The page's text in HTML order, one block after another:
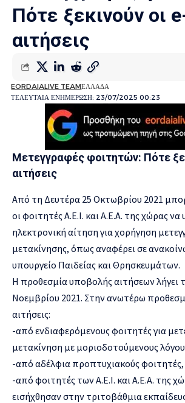
Πότε ξεκινούν οι
αιτήσεις
ΤΕΛΕΥΤΑΙΑ ΕΝΗΜΕΡΩΣΗ: 23/07/2025 00:23
EORDAIALIVE TEAMΕΛΛΑΔΑ
Μετεγγραφές φοιτητών: Πότε
αιτήσεις
Από τη Δευτέρα 25 Οκτωβρίου 2021
οι φοιτητές Α.Ε.Ι. και Α.Ε.Α. της χώρας
ηλεκτρονική αίτηση για χορήγηση
μετακίνησης, όπως αναφέρει σε
υπουργείο Παιδείας και Θρησκευμάτων.
Η προθεσμία υποβολής αιτήσεων λήγει
Νοεμβρίου 2021. Στην ανωτέρω
αιτήσεις:
-από ενδιαφερόμενους φοιτητές για
μετακίνηση με μοριοδοτούμενους
-από αδέλφια προπτυχιακούς φοιτητές,
-από φοιτητές των Α.Ε.Ι. και Α.Ε.Α. της
εισήχθησαν στην τριτοβάθμια